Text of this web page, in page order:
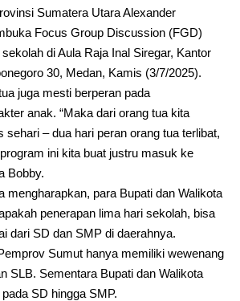
Sumatera Utara Alexander
Focus Group Discussion (FGD)
di Aula Raja Inal Siregar, Kantor
30, Medan, Kamis (3/7/2025).
juga mesti berperan pada
anak. “Maka dari orang tua kita
sehari – dua hari peran orang tua terlibat,
ini kita buat justru masuk ke
Bobby.
mengharapkan, para Bupati dan Walikota
penerapan lima hari sekolah, bisa
dari SD dan SMP di daerahnya.
Sumut hanya memiliki wewenang
SLB. Sementara Bupati dan Walikota
SD hingga SMP.